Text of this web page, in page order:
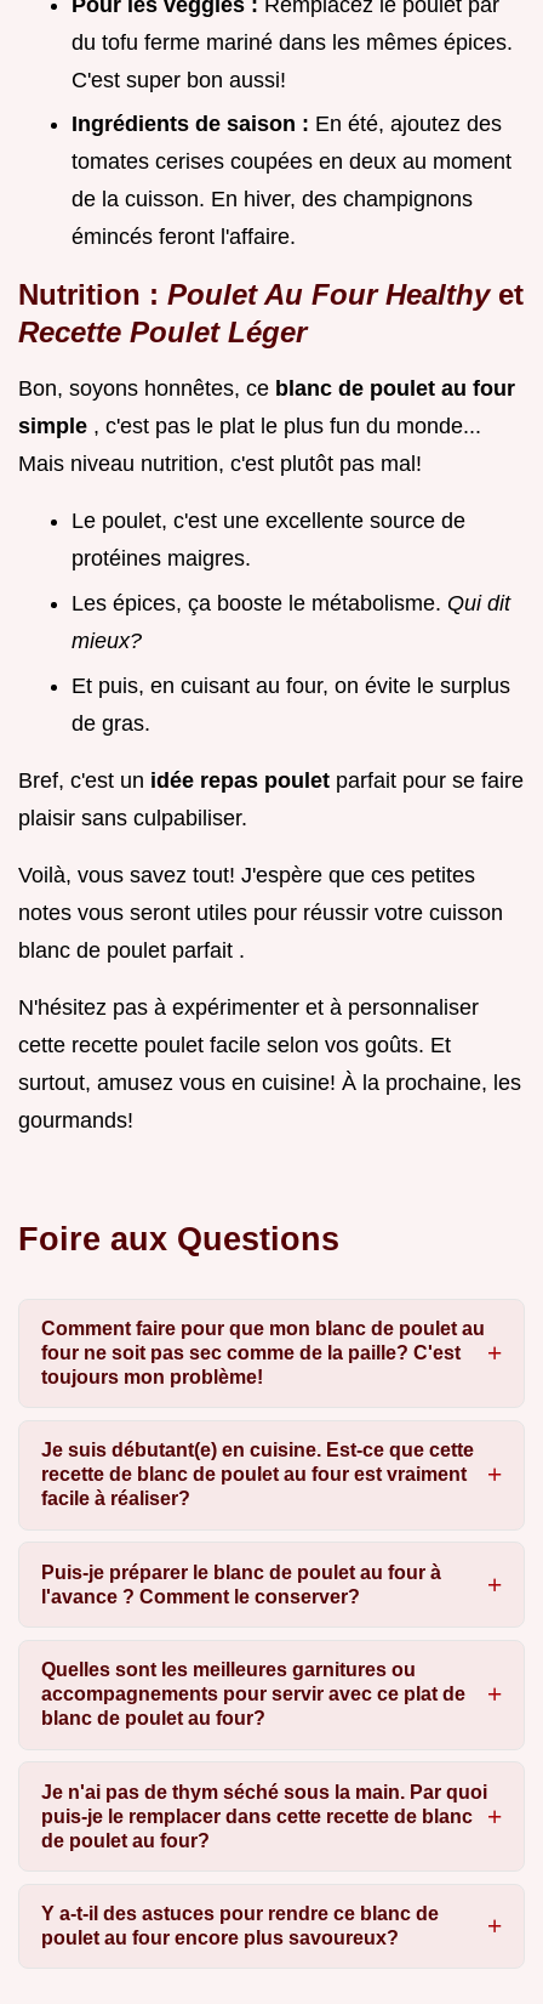
du tofu ferme mariné dans les mêmes épices.
C'est super bon aussi!
Ingrédients de saison : En été, ajoutez des
tomates cerises coupées en deux au moment
de la cuisson. En hiver, des champignons
émincés feront l'affaire.
Nutrition : Poulet Au Four Healthy et
Recette Poulet Léger
Bon, soyons honnêtes, ce blanc de poulet au four
simple , c'est pas le plat le plus fun du monde...
Mais niveau nutrition, c'est plutôt pas mal!
Le poulet, c'est une excellente source de
protéines maigres.
Les épices, ça booste le métabolisme. Qui dit
mieux?
Et puis, en cuisant au four, on évite le surplus
de gras.
Bref, c'est un idée repas poulet parfait pour se faire
plaisir sans culpabiliser.
Voilà, vous savez tout! J'espère que ces petites
notes vous seront utiles pour réussir votre cuisson
blanc de poulet parfait .
N'hésitez pas à expérimenter et à personnaliser
cette recette poulet facile selon vos goûts. Et
surtout, amusez vous en cuisine! À la prochaine, les
gourmands!
Foire aux Questions
Comment faire pour que mon blanc de poulet au
four ne soit pas sec comme de la paille? C'est
toujours mon problème!
Je suis débutant(e) en cuisine. Est-ce que cette
recette de blanc de poulet au four est vraiment
facile à réaliser?
Puis-je préparer le blanc de poulet au four à
l'avance ? Comment le conserver?
Quelles sont les meilleures garnitures ou
accompagnements pour servir avec ce plat de
blanc de poulet au four?
Je n'ai pas de thym séché sous la main. Par quoi
puis-je le remplacer dans cette recette de blanc
de poulet au four?
Y a-t-il des astuces pour rendre ce blanc de
poulet au four encore plus savoureux?